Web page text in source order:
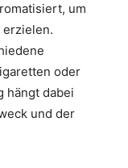
um
erzielen.
oder
hängt dabei
und der